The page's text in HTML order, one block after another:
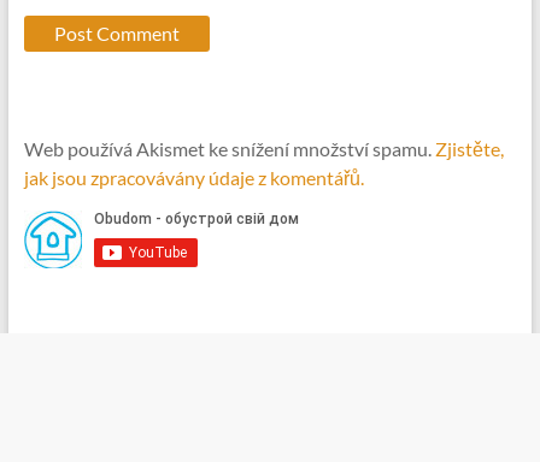
Web používá Akismet ke snížení množství spamu. Zjistěte,
jak jsou zpracovávány údaje z komentářů.